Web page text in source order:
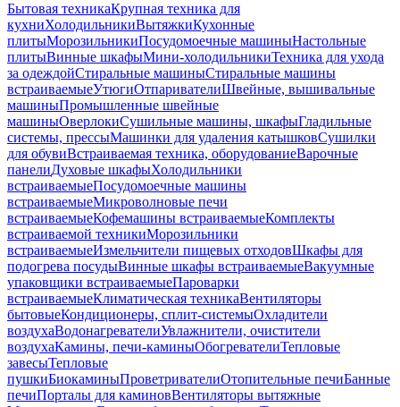
Бытовая техникаКрупная техника для
кухниХолодильникиВытяжкиКухонные
плитыМорозильникиПосудомоечные машиныНастольные
плитыВинные шкафыМини-холодильникиТехника для ухода
за одеждойСтиральные машиныСтиральные машины
встраиваемыеУтюгиОтпаривателиШвейные, вышивальные
машиныПромышленные швейные
машиныОверлокиСушильные машины, шкафыГладильные
системы, прессыМашинки для удаления катышковСушилки
для обувиВстраиваемая техника, оборудованиеВарочные
панелиДуховые шкафыХолодильники
встраиваемыеПосудомоечные машины
встраиваемыеМикроволновые печи
встраиваемыеКофемашины встраиваемыеКомплекты
встраиваемой техникиМорозильники
встраиваемыеИзмельчители пищевых отходовШкафы для
подогрева посудыВинные шкафы встраиваемыеВакуумные
упаковщики встраиваемыеПароварки
встраиваемыеКлиматическая техникаВентиляторы
бытовыеКондиционеры, сплит-системыОхладители
воздухаВодонагревателиУвлажнители, очистители
воздухаКамины, печи-каминыОбогревателиТепловые
завесыТепловые
пушкиБиокаминыПроветривателиОтопительные печиБанные
печиПорталы для каминовВентиляторы вытяжные